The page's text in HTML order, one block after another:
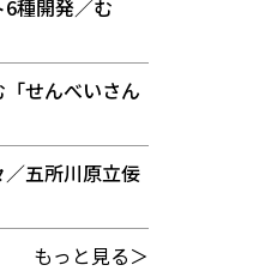
種開発／む
せんべいさん
五所川原立佞
もっと見る＞